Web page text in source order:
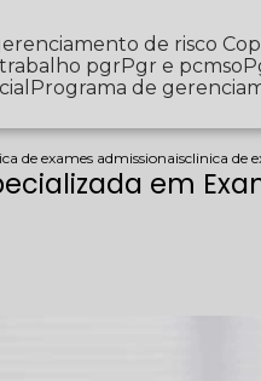
de risco
trabalho pgr
Pgr e pcmso
Programa de
de exames admissionaisclinica de
em